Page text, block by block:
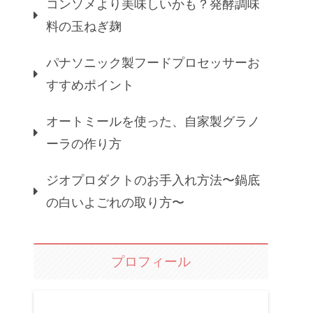
コンソメより美味しいかも？発酵調味
料の玉ねぎ麹
パナソニック製フードプロセッサーお
すすめポイント
オートミールを使った、自家製グラノ
ーラの作り方
ジオプロダクトのお手入れ方法〜鍋底
の白いよごれの取り方〜
プロフィール